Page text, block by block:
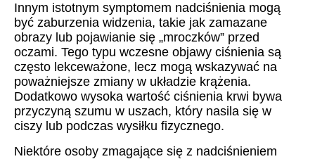
Innym istotnym symptomem nadciśnienia mogą
być zaburzenia widzenia, takie jak zamazane
obrazy lub pojawianie się „mroczków” przed
oczami. Tego typu wczesne objawy ciśnienia są
często lekceważone, lecz mogą wskazywać na
poważniejsze zmiany w układzie krążenia.
Dodatkowo wysoka wartość ciśnienia krwi bywa
przyczyną szumu w uszach, który nasila się w
ciszy lub podczas wysiłku fizycznego.
Niektóre osoby zmagające się z nadciśnieniem